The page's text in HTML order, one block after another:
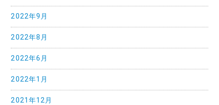
2022年9月
2022年8月
2022年6月
2022年1月
2021年12月